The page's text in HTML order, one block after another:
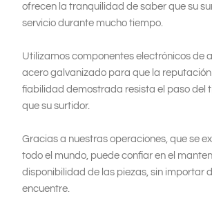
ofrecen la tranquilidad de saber que su
servicio durante mucho tiempo.
Utilizamos componentes electrónicos de
acero galvanizado para que la
fiabilidad demostrada resista el paso del
que su surtidor.
Gracias a nuestras operaciones, que se
todo el mundo, puede confiar en el
disponibilidad de las piezas, sin importar
encuentre.